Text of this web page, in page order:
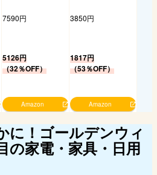
7590円 3850円
5126円
（32％OFF）
1817円
（53％OFF）
Amazon Amazon
に！ゴールデンウィ
の家電・家具・日用